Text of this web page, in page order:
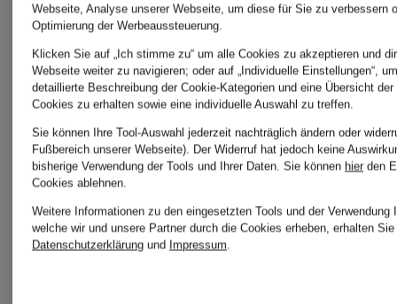
COMPANY
Sweat-
Troyer
KIDS
Hoodie
KIDS
109,99
Webseite, Analyse unserer Webseite, um diese für Sie zu verbessern
Optimierung der Werbeaussteuerung.
Klicken Sie auf „Ich stimme zu“ um alle Cookies zu akzeptieren und
Webseite weiter zu navigieren; oder auf „Individuelle Einstellungen“,
detaillierte Beschreibung der Cookie-Kategorien und eine Übersicht
Cookies zu erhalten sowie eine individuelle Auswahl zu treffen.
Sie können Ihre Tool-Auswahl jederzeit nachträglich ändern oder
Fußbereich unserer Webseite). Der Widerruf hat jedoch keine
bisherige Verwendung der Tools und Ihrer Daten. Sie können hier den
Cookies ablehnen.
Weitere Informationen zu den eingesetzten Tools und der Verwendung
welche wir und unsere Partner durch die Cookies erheben, erhalten
Datenschutzerklärung und Impressum.